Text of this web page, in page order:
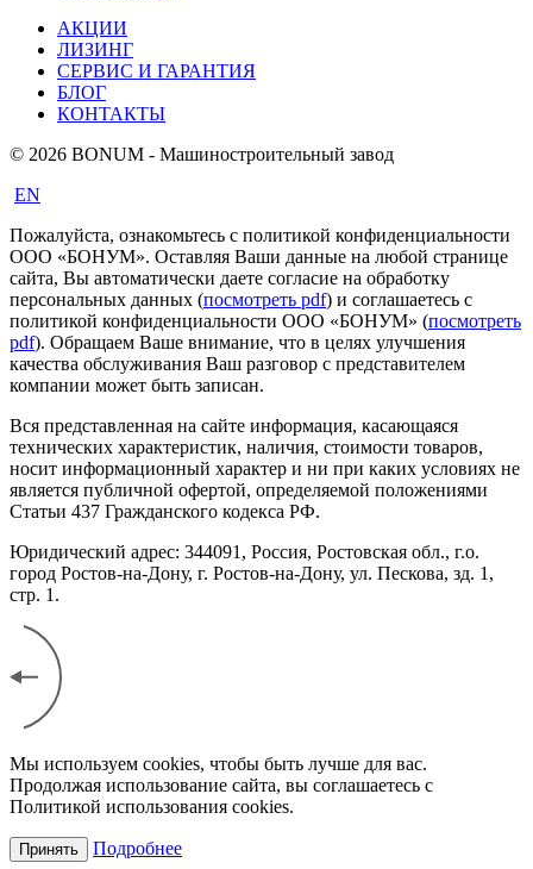
АКЦИИ
ЛИЗИНГ
СЕРВИС И ГАРАНТИЯ
БЛОГ
КОНТАКТЫ
© 2026 BONUM - Машиностроительный завод
EN
Пожалуйста, ознакомьтесь с политикой конфиденциальности
ООО «БОНУМ». Оставляя Ваши данные на любой странице
сайта, Вы автоматически даете согласие на обработку
персональных данных (посмотреть pdf) и соглашаетесь с
политикой конфиденциальности ООО «БОНУМ» (посмотреть
pdf). Обращаем Ваше внимание, что в целях улучшения
качества обслуживания Ваш разговор с представителем
компании может быть записан.
Вся представленная на сайте информация, касающаяся
технических характеристик, наличия, стоимости товаров,
носит информационный характер и ни при каких условиях не
является публичной офертой, определяемой положениями
Статьи 437 Гражданского кодекса РФ.
Юридический адрес: 344091, Россия, Ростовская обл., г.о.
город Ростов-на-Дону, г. Ростов-на-Дону, ул. Пескова, зд. 1,
стр. 1.
Мы используем cookies, чтобы быть лучше для вас.
Продолжая использование сайта, вы соглашаетесь с
Политикой использования cookies.
Принять Подробнее